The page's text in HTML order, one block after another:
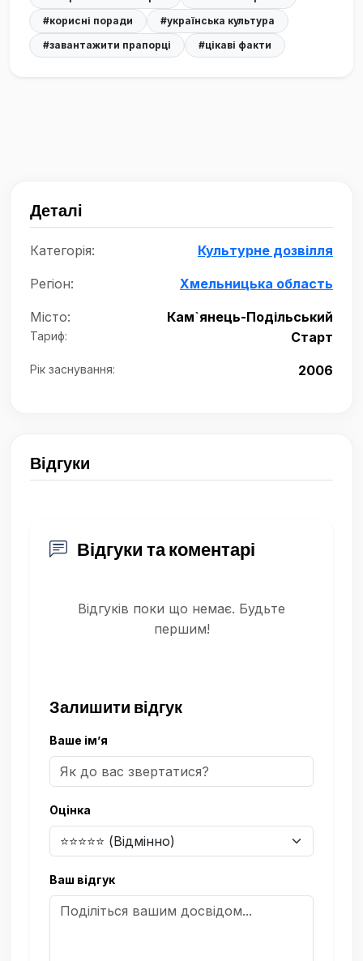
#корисні поради
#українська культура
#завантажити прапорці
#цікаві факти
Деталі
Категорія: Культурне дозвілля
Регіон: Хмельницька область
Місто: Кам`янець-Подільський
Тариф: Старт
Рік заснування: 2006
Відгуки
Відгуки та коментарі
Відгуків поки що немає. Будьте
першим!
Залишити відгук
Ваше ім’я
Оцінка
Ваш відгук